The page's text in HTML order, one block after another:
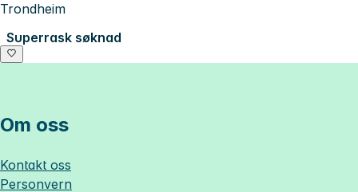
Trondheim
Superrask søknad
Om oss
Kontakt oss
Personvern